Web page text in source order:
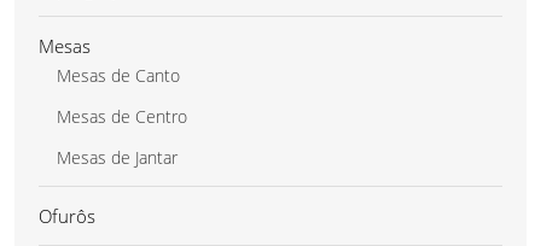
Mesas
Mesas de Canto
Mesas de Centro
Mesas de Jantar
Ofurôs